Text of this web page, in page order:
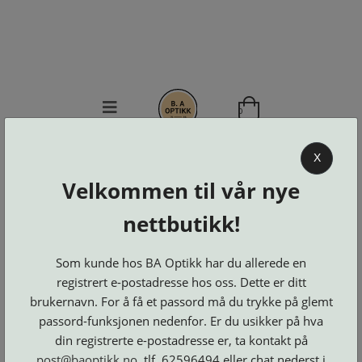
KJØPSVILKÅR
OSS
DELER
LOGG INN
0
Brillerens
Brillesnorer
Clip-
on
Suncover
Etuier
Innfatninger
Lesebriller
Luper
Speil
Maskiner
Microkluter
Neseputer
ogSolbriller
Se alle kategorier
X
Velkommen til vår nye
nettbutikk!
Som kunde hos BA Optikk har du allerede en
registrert e-postadresse hos oss. Dette er ditt
brukernavn. For å få et passord må du trykke på glemt
passord-funksjonen nedenfor. Er du usikker på hva
din registrerte e-postadresse er, ta kontakt på